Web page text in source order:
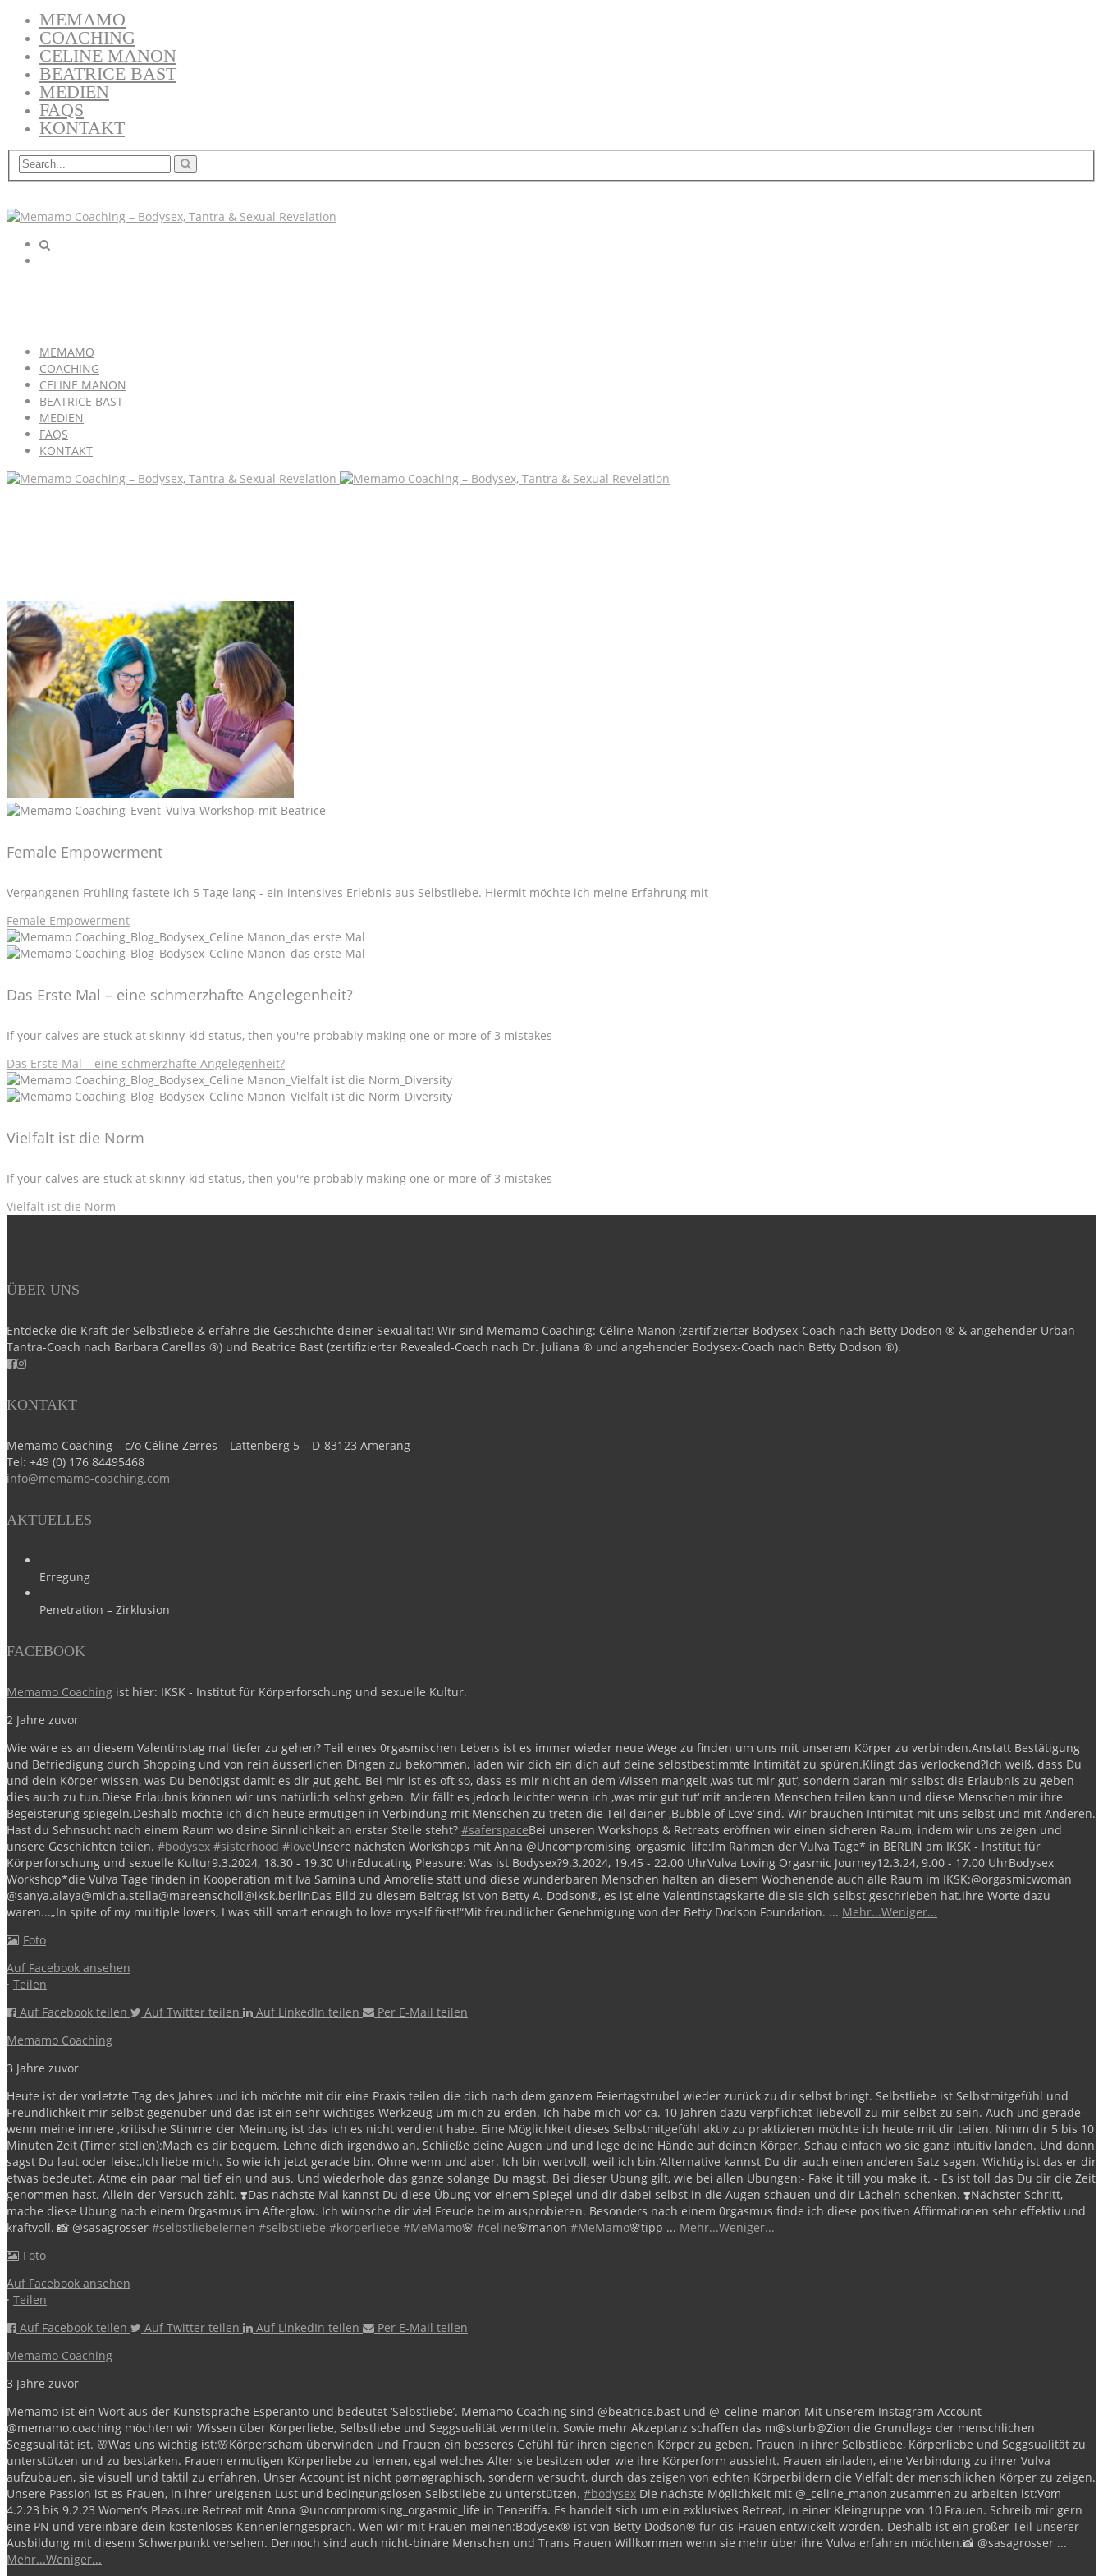
MEMAMO
COACHING
CELINE MANON
BEATRICE BAST
MEDIEN
FAQS
KONTAKT
MEMAMO
COACHING
CELINE MANON
BEATRICE BAST
MEDIEN
FAQS
KONTAKT
Female Empowerment
Vergangenen Frühling fastete ich 5 Tage lang - ein intensives Erlebnis aus Selbstliebe. Hiermit möchte ich meine Erfahrung mit
Female Empowerment
Das Erste Mal – eine schmerzhafte Angelegenheit?
If your calves are stuck at skinny-kid status, then you're probably making one or more of 3 mistakes
Das Erste Mal – eine schmerzhafte Angelegenheit?
Vielfalt ist die Norm
If your calves are stuck at skinny-kid status, then you're probably making one or more of 3 mistakes
Vielfalt ist die Norm
ÜBER UNS
Entdecke die Kraft der Selbstliebe & erfahre die Geschichte deiner Sexualität! Wir sind Memamo Coaching: Céline Manon (zertifizierter Bodysex-Coach nach Betty Dodson ® & angehender Urban
Tantra-Coach nach Barbara Carellas ®) und Beatrice Bast (zertifizierter Revealed-Coach nach Dr. Juliana ® und angehender Bodysex-Coach nach Betty Dodson ®).
KONTAKT
Memamo Coaching – c/o Céline Zerres – Lattenberg 5 – D-83123 Amerang
Tel: +49 (0) 176 84495468
info@memamo-coaching.com
AKTUELLES
Erregung
Penetration – Zirklusion
FACEBOOK
Memamo Coaching ist hier: IKSK - Institut für Körperforschung und sexuelle Kultur.
2 Jahre zuvor
Wie wäre es an diesem Valentinstag mal tiefer zu gehen? Teil eines 0rgasmischen Lebens ist es immer wieder neue Wege zu finden um uns mit unserem Körper zu verbinden.Anstatt Bestätigung
und Befriedigung durch Shopping und von rein äusserlichen Dingen zu bekommen, laden wir dich ein dich auf deine selbstbestimmte Intimität zu spüren.Klingt das verlockend?Ich weiß, dass Du
und dein Körper wissen, was Du benötigst damit es dir gut geht. Bei mir ist es oft so, dass es mir nicht an dem Wissen mangelt ‚was tut mir gut‘, sondern daran mir selbst die Erlaubnis zu geben
dies auch zu tun.Diese Erlaubnis können wir uns natürlich selbst geben. Mir fällt es jedoch leichter wenn ich ‚was mir gut tut‘ mit anderen Menschen teilen kann und diese Menschen mir ihre
Begeisterung spiegeln.Deshalb möchte ich dich heute ermutigen in Verbindung mit Menschen zu treten die Teil deiner ‚Bubble of Love‘ sind. Wir brauchen Intimität mit uns selbst und mit Anderen.
Hast du Sehnsucht nach einem Raum wo deine Sinnlichkeit an erster Stelle steht? #saferspaceBei unseren Workshops & Retreats eröffnen wir einen sicheren Raum, indem wir uns zeigen und
unsere Geschichten teilen. #bodysex #sisterhood #loveUnsere nächsten Workshops mit Anna @Uncompromising_orgasmic_life:Im Rahmen der Vulva Tage* in BERLIN am IKSK - Institut für
Körperforschung und sexuelle Kultur9.3.2024, 18.30 - 19.30 UhrEducating Pleasure: Was ist Bodysex?9.3.2024, 19.45 - 22.00 UhrVulva Loving Orgasmic Journey12.3.24, 9.00 - 17.00 UhrBodysex
Workshop*die Vulva Tage finden in Kooperation mit Iva Samina und Amorelie statt und diese wunderbaren Menschen halten an diesem Wochenende auch alle Raum im IKSK:@orgasmicwoman
@sanya.alaya@micha.stella@mareenscholl@iksk.berlinDas Bild zu diesem Beitrag ist von Betty A. Dodson®️, es ist eine Valentinstagskarte die sie sich selbst geschrieben hat.Ihre Worte dazu
waren...„In spite of my multiple lovers, I was still smart enough to love myself first!“Mit freundlicher Genehmigung von der Betty Dodson Foundation. ... Mehr...Weniger...
Foto
Auf Facebook ansehen
· Teilen
Auf Facebook teilen
Auf Twitter teilen Auf LinkedIn teilen
Per E-Mail teilen
Memamo Coaching
3 Jahre zuvor
Heute ist der vorletzte Tag des Jahres und ich möchte mit dir eine Praxis teilen die dich nach dem ganzem Feiertagstrubel wieder zurück zu dir selbst bringt. Selbstliebe ist Selbstmitgefühl und
Freundlichkeit mir selbst gegenüber und das ist ein sehr wichtiges Werkzeug um mich zu erden. Ich habe mich vor ca. 10 Jahren dazu verpflichtet liebevoll zu mir selbst zu sein. Auch und gerade
wenn meine innere ‚kritische Stimme‘ der Meinung ist das ich es nicht verdient habe. Eine Möglichkeit dieses Selbstmitgefühl aktiv zu praktizieren möchte ich heute mit dir teilen. Nimm dir 5 bis 10
Minuten Zeit (Timer stellen):Mach es dir bequem. Lehne dich irgendwo an. Schließe deine Augen und und lege deine Hände auf deinen Körper. Schau einfach wo sie ganz intuitiv landen. Und dann
sagst Du laut oder leise:‚Ich liebe mich. So wie ich jetzt gerade bin. Ohne wenn und aber. Ich bin wertvoll, weil ich bin.‘Alternative kannst Du dir auch einen anderen Satz sagen. Wichtig ist das er dir
etwas bedeutet. Atme ein paar mal tief ein und aus. Und wiederhole das ganze solange Du magst. Bei dieser Übung gilt, wie bei allen Übungen:- Fake it till you make it. - Es ist toll das Du dir die Zeit
genommen hast. Allein der Versuch zählt. ❣️Das nächste Mal kannst Du diese Übung vor einem Spiegel und dir dabei selbst in die Augen schauen und dir Lächeln schenken. ❣️Nächster Schritt,
mache diese Übung nach einem 0rgasmus im Afterglow. Ich wünsche dir viel Freude beim ausprobieren. Besonders nach einem 0rgasmus finde ich diese positiven Affirmationen sehr effektiv und
kraftvoll. 📸 @sasagrosser #selbstliebelernen #selbstliebe #körperliebe #MeMamo🌸 #celine🌸manon #MeMamo🌸tipp ... Mehr...Weniger...
Foto
Auf Facebook ansehen
· Teilen
Auf Facebook teilen
Auf Twitter teilen Auf LinkedIn teilen
Per E-Mail teilen
Memamo Coaching
3 Jahre zuvor
Memamo ist ein Wort aus der Kunstsprache Esperanto und bedeutet ‘Selbstliebe’. Memamo Coaching sind @beatrice.bast und @_celine_manon Mit unserem Instagram Account
@memamo.coaching möchten wir Wissen über Körperliebe, Selbstliebe und Seggsualität vermitteln. Sowie mehr Akzeptanz schaffen das m@sturb@Zion die Grundlage der menschlichen
Seggsualität ist. 🌸Was uns wichtig ist:🌸Körperscham überwinden und Frauen ein besseres Gefühl für ihren eigenen Körper zu geben. Frauen in ihrer Selbstliebe, Körperliebe und Seggsualität zu
unterstützen und zu bestärken. Frauen ermutigen Körperliebe zu lernen, egal welches Alter sie besitzen oder wie ihre Körperform aussieht. Frauen einladen, eine Verbindung zu ihrer Vulva
aufzubauen, sie visuell und taktil zu erfahren. Unser Account ist nicht pørnøgraphisch, sondern versucht, durch das zeigen von echten Körperbildern die Vielfalt der menschlichen Körper zu zeigen.
Unsere Passion ist es Frauen, in ihrer ureigenen Lust und bedingungslosen Selbstliebe zu unterstützen. #bodysex Die nächste Möglichkeit mit @_celine_manon zusammen zu arbeiten ist:Vom
4.2.23 bis 9.2.23 Women‘s Pleasure Retreat mit Anna @uncompromising_orgasmic_life in Teneriffa. Es handelt sich um ein exklusives Retreat, in einer Kleingruppe von 10 Frauen. Schreib mir gern
eine PN und vereinbare dein kostenloses Kennenlerngespräch. Wen wir mit Frauen meinen:Bodysex®️ ist von Betty Dodson®️ für cis-Frauen entwickelt worden. Deshalb ist ein großer Teil unserer
Ausbildung mit diesem Schwerpunkt versehen. Dennoch sind auch nicht-binäre Menschen und Trans Frauen Willkommen wenn sie mehr über ihre Vulva erfahren möchten.📸 @sasagrosser ...
Mehr...Weniger...